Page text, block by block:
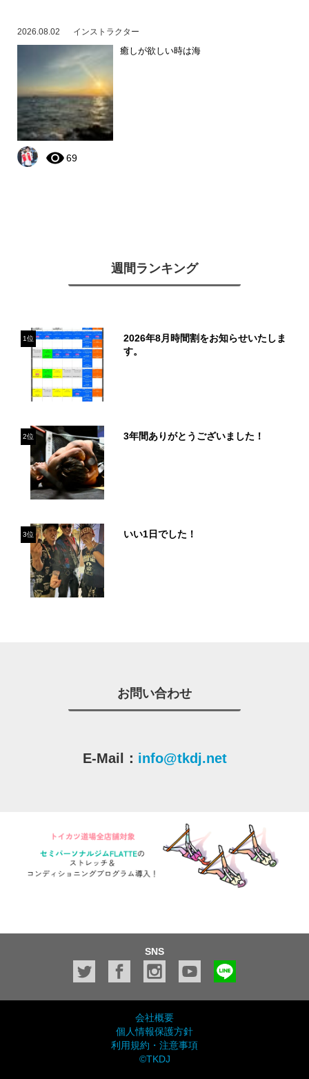
2026.08.02 インストラクター
癒しが欲しい時は海
69
週間ランキング
1位
2026年8月時間割をお知らせいたしま
す。
2位 3年間ありがとうございました！
3位 いい1日でした！
お問い合わせ
E-Mail： info@tkdj.net
SNS
会社概要
個人情報保護方針
利用規約・注意事項
©TKDJ